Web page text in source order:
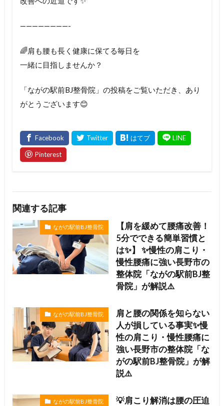
————————-
🌈肩も腰も長く健康に保てる毎日を
一緒に目指しませんか？
「ながの駅前BJ整骨院」の投稿をご覧いただき、あり
がとうございます😊
関連する記事
ながの駅前BJ整骨院
【肩を緩めて腰痛改善！
5分でできる簡単習慣と
は✨】 ✨慢性の肩こり・
慢性腰痛に強い長野市の
整体院「ながの駅前BJ整
骨院」が解説⚠️
ながの駅前BJ整骨院
肩と腰の関係を知らない
人が損している事実✨慢
性の肩こり・慢性腰痛に
強い長野市の整体院「な
がの駅前BJ整骨院」が解
説⚠️
ながの駅前BJ整骨院
💡肩こり解消は腰の圧迫